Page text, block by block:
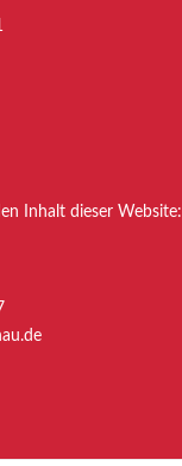
Inhalt dieser Website: